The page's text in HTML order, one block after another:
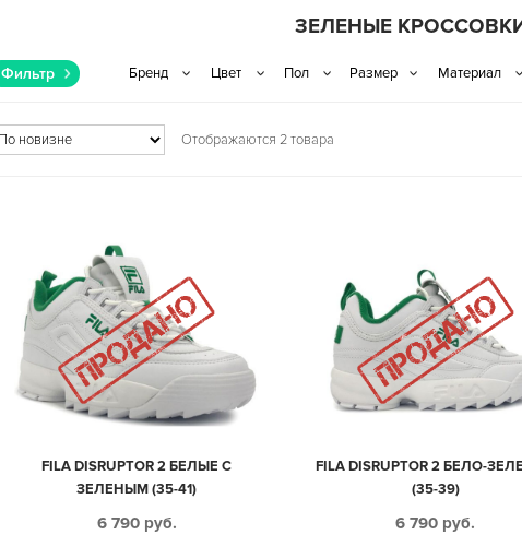
ЗЕЛЕНЫЕ
Фильтр
Отображаются 2 товара
FILA DISRUPTOR 2 БЕЛЫЕ С
ЗЕЛЕНЫМ (35-41)
6 790 руб.
FILA DISRUPTOR 2 БЕЛО-
(35-39)
6 790 руб.